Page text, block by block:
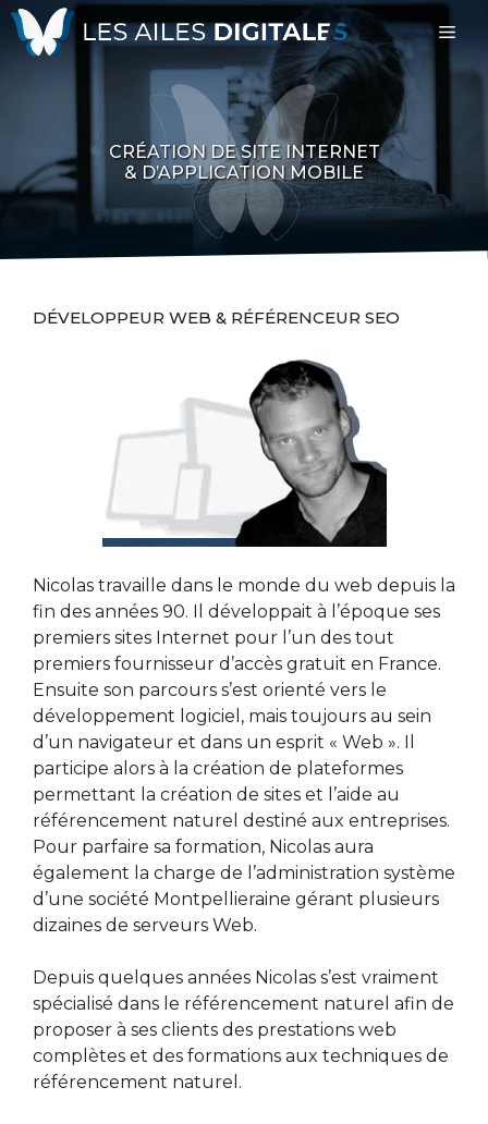
Aller
au
contenu
CRÉATION DE SITE INTERNET
& D’APPLICATION MOBILE
DÉVELOPPEUR WEB & RÉFÉRENCEUR SEO
Nicolas travaille dans le monde du web depuis la
fin des années 90. Il développait à l’époque ses
premiers sites Internet pour l’un des tout
premiers fournisseur d’accès gratuit en France.
Ensuite son parcours s’est orienté vers le
développement logiciel, mais toujours au sein
d’un navigateur et dans un esprit « Web ». Il
participe alors à la création de plateformes
permettant la création de sites et l’aide au
référencement naturel destiné aux entreprises.
Pour parfaire sa formation, Nicolas aura
également la charge de l’administration système
d’une société Montpellieraine gérant plusieurs
dizaines de serveurs Web.
Depuis quelques années Nicolas s’est vraiment
spécialisé dans le référencement naturel afin de
proposer à ses clients des prestations web
complètes et des formations aux techniques de
référencement naturel.